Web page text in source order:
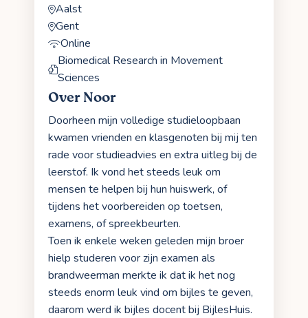
Aalst
Gent
Online
Biomedical Research in Movement
Sciences
Over Noor
Doorheen mijn volledige studieloopbaan
kwamen vrienden en klasgenoten bij mij ten
rade voor studieadvies en extra uitleg bij de
leerstof. Ik vond het steeds leuk om
mensen te helpen bij hun huiswerk, of
tijdens het voorbereiden op toetsen,
examens, of spreekbeurten.
Toen ik enkele weken geleden mijn broer
hielp studeren voor zijn examen als
brandweerman merkte ik dat ik het nog
steeds enorm leuk vind om bijles te geven,
daarom werd ik bijles docent bij BijlesHuis.